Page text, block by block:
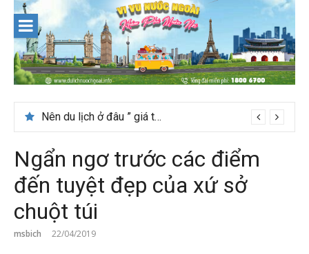
content
Nên du lịch ở đâu ” giá tốt” dịp lễ quốc khánh 2/9
Ngẩn ngơ trước các điểm
đến tuyệt đẹp của xứ sở
chuột túi
msbich 22/04/2019